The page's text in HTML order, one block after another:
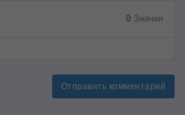
0 Значки
Отправить комментарий